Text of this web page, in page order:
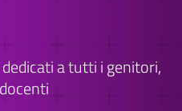
a tutti i genitori,